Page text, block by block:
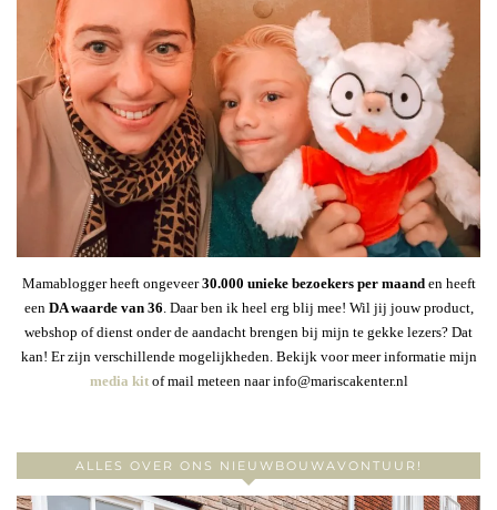
Mamablogger heeft ongeveer30.000 unieke bezoekers per maanden heeft
een DA waarde van 36. Daar ben ik heel erg blij mee! Wil jij jouw product,
webshop of dienst onder de aandacht brengen bij mijn te gekke lezers? Dat
kan! Er zijn verschillende mogelijkheden. Bekijk voor meer informatie mijn
media kitof mail meteen naar info@mariscakenter.nl
ALLES OVER ONS NIEUWBOUWAVONTUUR!